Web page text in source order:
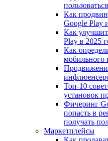
пользоваться
Как
Google Play
Как
Play в 2025
Как
мобильного
Топ-10
установок
Фичеринг
попасть в
получать
Маркетплейсы